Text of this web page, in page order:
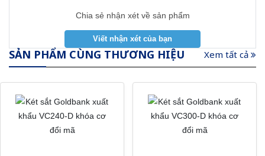
Chia sẻ nhận xét về sản phẩm
SẢN PHẨM CÙNG THƯƠNG HIỆU Xem tất cả